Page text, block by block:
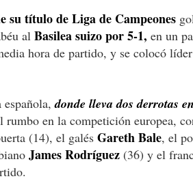
su título de Liga de Campeones
al Basilea suizo por 5-1, en un
hora de partido, y se colocó
española,donde lleva dos derrotas
rumbo en la competición europea,
(14), el galés Gareth Bale, el
James Rodríguez (36) y el